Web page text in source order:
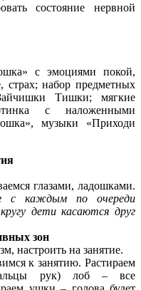
состояние нервной
с эмоциями покой,
страх; набор предметных
Тишки; мягкие
с наложенными
музыки «Приходи
глазами, ладошками.
с каждым по очереди
дети касаются друг
зон
настроить на занятие.
к занятию. Растираем
пальцы рук) лоб – все